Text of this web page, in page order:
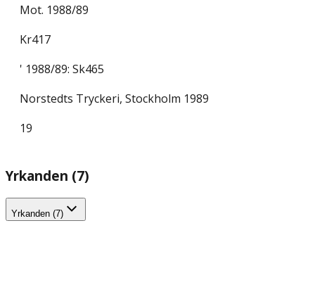
Mot. 1988/89
Kr417
' 1988/89: Sk465
Norstedts Tryckeri, Stockholm 1989
19
Yrkanden (7)
Yrkanden (7)